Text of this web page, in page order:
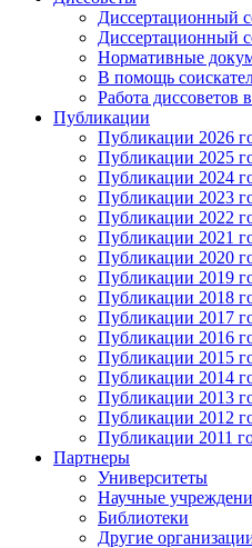
Диссертационный
Диссертационный
Нормативные
В помощь
Работа диссоветов
Публикации
Публикации 2026
Публикации 2025
Публикации 2024
Публикации 2023
Публикации 2022
Публикации 2021
Публикации 2020
Публикации 2019
Публикации 2018
Публикации 2017
Публикации 2016
Публикации 2015
Публикации 2014
Публикации 2013
Публикации 2012
Публикации 2011
Партнеры
Университеты
Научные
Библиотеки
Другие